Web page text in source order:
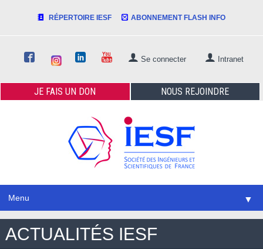
RÉPERTOIRE IESF ABONNEMENT FLASH INFO
Se connecter Intranet
JE FAISUN DON NOUS REJOINDRE
Menu ▼
ACTUALITÉS IESF